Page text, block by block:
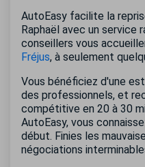
AutoEasy facilite la
Raphaël avec un service
conseillers vous
Fréjus, à seulement
Vous bénéficiez d'une
des professionnels, et
compétitive en 20 à 30
AutoEasy, vous
début. Finies les
négociations